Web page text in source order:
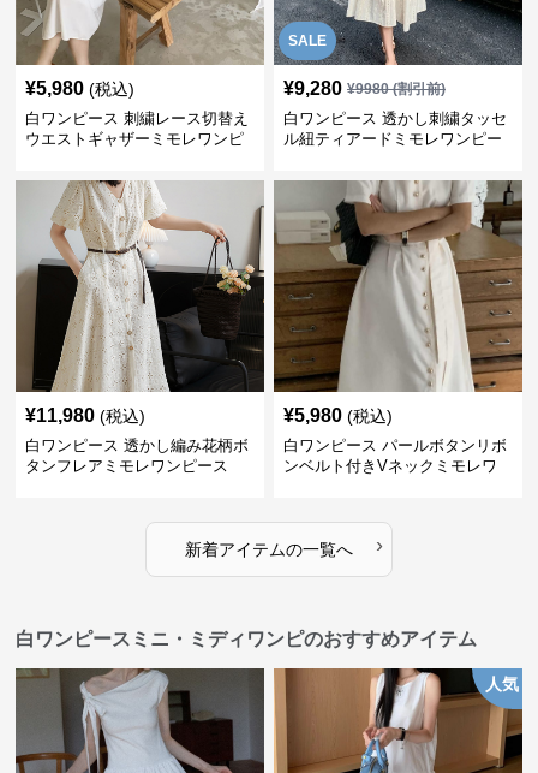
¥5,980 (税込)
白ワンピース 刺繍レース切替え
ウエストギャザーミモレワンピ
SALE
¥9,280 ¥9980(割引前)
白ワンピース 透かし刺繍タッセ
ル紐ティアードミモレワンピー
¥11,980 (税込)
白ワンピース 透かし編み花柄ボ
タンフレアミモレワンピース
¥5,980 (税込)
白ワンピース パールボタンリボ
ンベルト付きVネックミモレワ
新着アイテムの一覧へ ›
白ワンピースミニ・ミディワンピのおすすめアイテム
人気